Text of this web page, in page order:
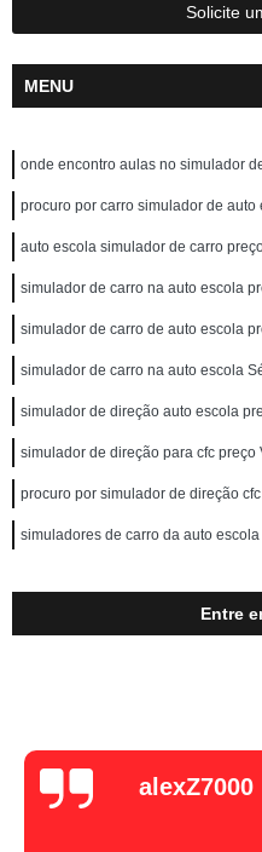
Solicite
MENU
onde encontro aulas no simulador
procuro por carro simulador de auto
auto escola simulador de carro
simulador de carro na auto escola
simulador de carro de auto escola
simulador de carro na auto escola
simulador de direção auto escola
simulador de direção para cfc preço
procuro por simulador de direção
simuladores de carro da auto
Entre
alexZ7000